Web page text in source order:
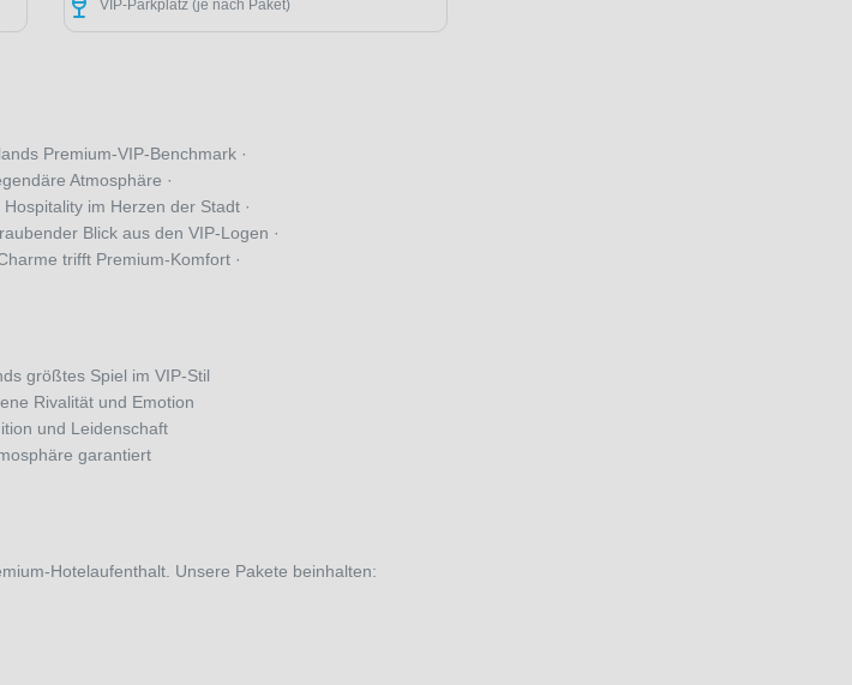
VIP-Parkplatz (je nach Paket)
Premium-VIP-Benchmark ·
Atmosphäre ·
im Herzen der Stadt ·
Blick aus den VIP-Logen ·
trifft Premium-Komfort ·
größtes Spiel im VIP-Stil
Rivalität und Emotion
und Leidenschaft
garantiert
Hotelaufenthalt. Unsere Pakete beinhalten: